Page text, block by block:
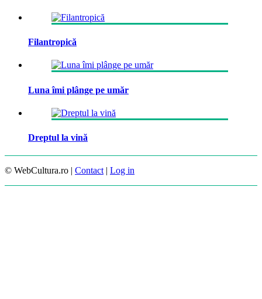
Filantropică
Luna îmi plânge pe umăr
Dreptul la vină
© WebCultura.ro | Contact| Log in